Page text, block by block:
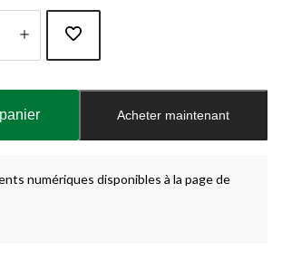
Acheter maintenant
numériques disponibles à la page de